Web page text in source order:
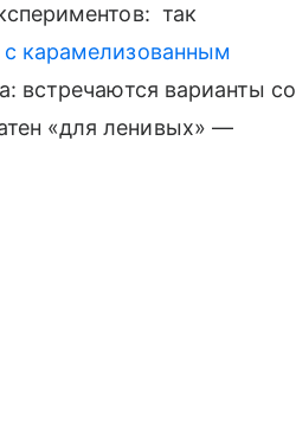
так
с карамелизованным
встречаются варианты со
«для ленивых» —